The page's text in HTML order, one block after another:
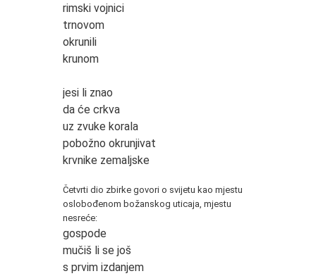
rimski vojnici
trnovom
okrunili
krunom
jesi li znao
da će crkva
uz zvuke korala
pobožno okrunjivat
krvnike zemaljske
Četvrti dio zbirke govori o svijetu kao mjestu
oslobođenom božanskog uticaja, mjestu
nesreće:
gospode
mučiš li se još
s prvim izdanjem